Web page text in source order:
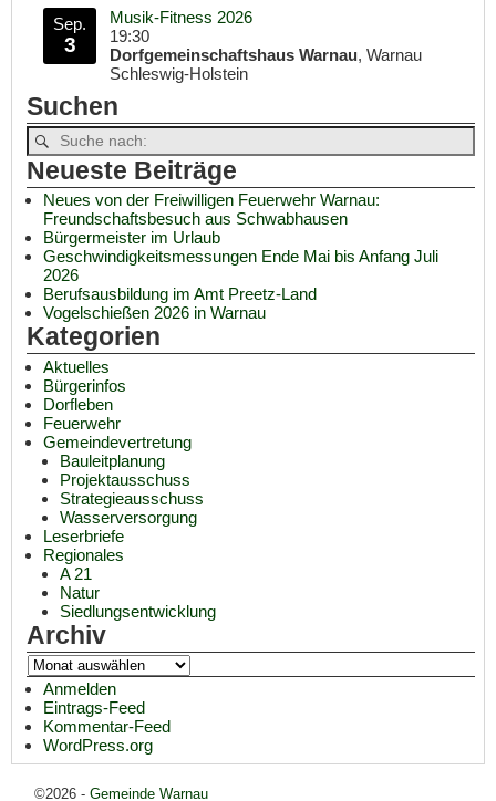
Sep.
3
Musik-Fitness 2026
19:30
Dorfgemeinschaftshaus Warnau, Warnau
Schleswig-Holstein
Suchen
Neueste Beiträge
Neues von der Freiwilligen Feuerwehr Warnau:
Freundschaftsbesuch aus Schwabhausen
Bürgermeister im Urlaub
Geschwindigkeitsmessungen Ende Mai bis Anfang Juli
2026
Berufsausbildung im Amt Preetz-Land
Vogelschießen 2026 in Warnau
Kategorien
Aktuelles
Bürgerinfos
Dorfleben
Feuerwehr
Gemeindevertretung
Bauleitplanung
Projektausschuss
Strategieausschuss
Wasserversorgung
Leserbriefe
Regionales
A 21
Natur
Siedlungsentwicklung
Archiv
Anmelden
Eintrags-Feed
Kommentar-Feed
WordPress.org
©2026 - Gemeinde Warnau